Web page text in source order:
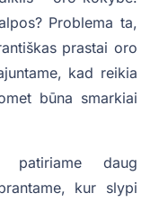
Problema ta,
prastai oro
kad reikia
būna smarkiai
daug
kur slypi